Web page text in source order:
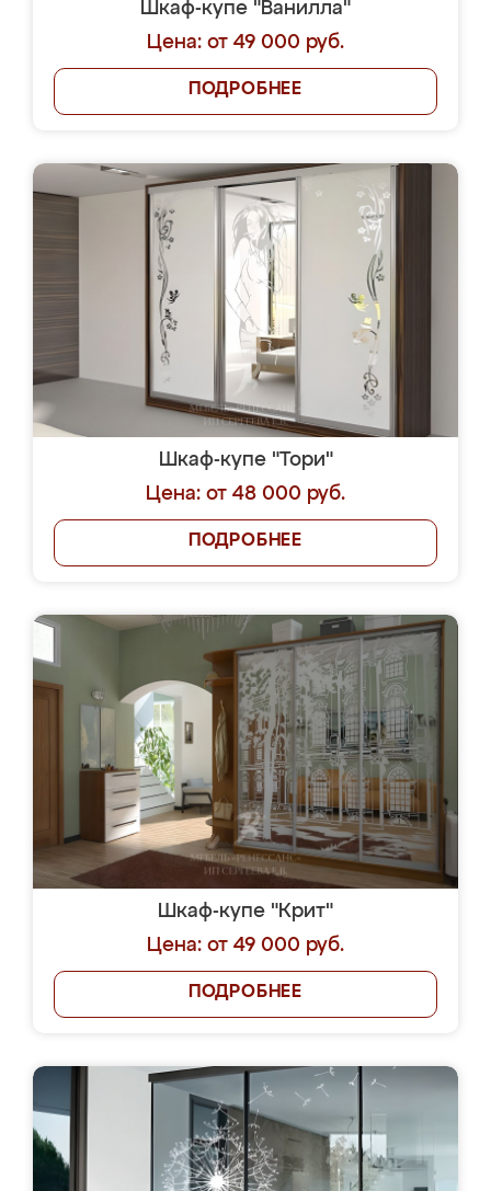
Шкаф-купе "Ванилла"
Цена: от 49 000 руб.
ПОДРОБНЕЕ
Шкаф-купе "Тори"
Цена: от 48 000 руб.
ПОДРОБНЕЕ
Шкаф-купе "Крит"
Цена: от 49 000 руб.
ПОДРОБНЕЕ